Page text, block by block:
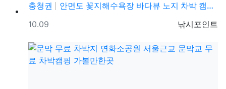
충청권
안면도 꽃지해수욕장 바다뷰 노지 차박 캠핑 가볼만한곳
등록자
낚시포인트
등록일
10.09